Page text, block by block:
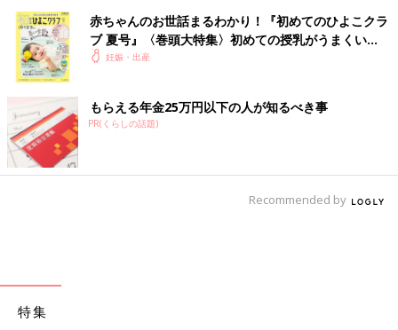
赤ちゃんのお世話まるわかり！『初めてのひよこクラ
ブ 夏号』〈巻頭大特集〉初めての授乳がうまくい
く！ おっぱい・ミルクの基本と夏のトラブル 解決テ
妊娠・出産
もらえる年金25万円以下の人が知るべき事
PR(くらしの話題)
Recommended by
特集